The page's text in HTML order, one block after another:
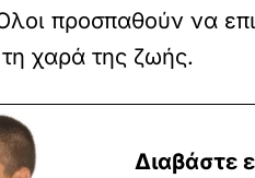
προσπαθούν να
τη χαρά της ζωής.
Διαβάστε